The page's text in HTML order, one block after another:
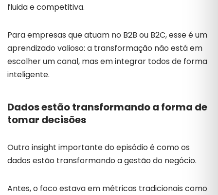
fluida e competitiva.
Para empresas que atuam no B2B ou B2C, esse é um
aprendizado valioso: a transformação não está em
escolher um canal, mas em integrar todos de forma
inteligente.
Dados estão transformando a forma de
tomar decisões
Outro insight importante do episódio é como os
dados estão transformando a gestão do negócio.
Antes, o foco estava em métricas tradicionais como